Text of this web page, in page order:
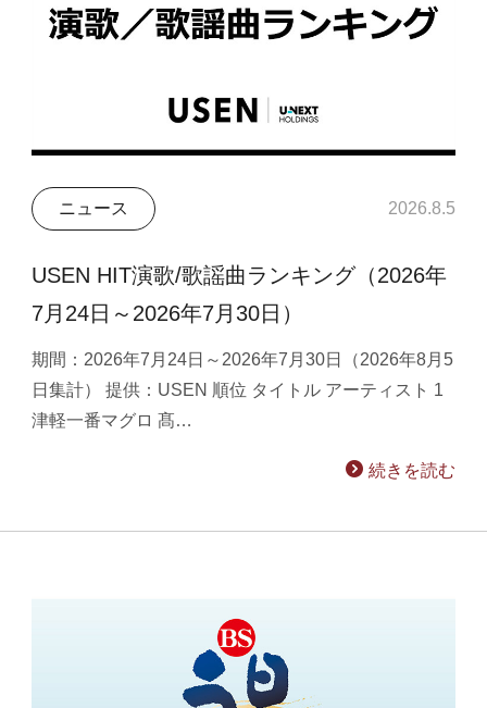
ニュース 2026.8.5
USEN HIT演歌/歌謡曲ランキング（2026年
7月24日～2026年7月30日）
期間：2026年7月24日～2026年7月30日（2026年8月5
日集計） 提供：USEN 順位 タイトル アーティスト 1
津軽一番マグロ 髙…
続きを読む